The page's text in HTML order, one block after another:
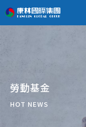
勞動基金
HOT NEWS